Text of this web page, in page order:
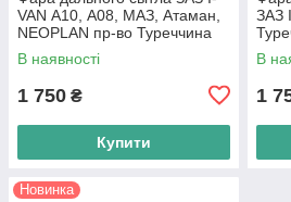
VAN А10, А08, МАЗ, Атаман,
NEOPLAN пр-во Туреччина
В наявності
1 750 ₴
Купити
ЗАЗ
В
1
Новинка